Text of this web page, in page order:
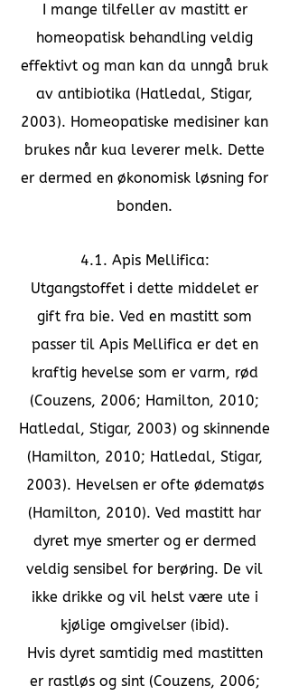
I mange tilfeller av mastitt er
homeopatisk behandling veldig
effektivt og man kan da unngå bruk
av antibiotika (Hatledal, Stigar,
2003). Homeopatiske medisiner kan
brukes når kua leverer melk. Dette
er dermed en økonomisk løsning for
bonden.
4.1. Apis Mellifica:
Utgangstoffet i dette middelet er
gift fra bie. Ved en mastitt som
passer til Apis Mellifica er det en
kraftig hevelse som er varm, rød
(Couzens, 2006; Hamilton, 2010;
Hatledal, Stigar, 2003) og skinnende
(Hamilton, 2010; Hatledal, Stigar,
2003). Hevelsen er ofte ødematøs
(Hamilton, 2010). Ved mastitt har
dyret mye smerter og er dermed
veldig sensibel for berøring. De vil
ikke drikke og vil helst være ute i
kjølige omgivelser (ibid).
Hvis dyret samtidig med mastitten
er rastløs og sint (Couzens, 2006;